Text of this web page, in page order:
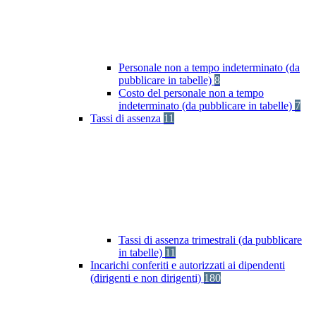
Personale non a tempo indeterminato (da
pubblicare in tabelle) 8
Costo del personale non a tempo
indeterminato (da pubblicare in tabelle) 7
Tassi di assenza 11
Tassi di assenza trimestrali (da pubblicare
in tabelle) 11
Incarichi conferiti e autorizzati ai dipendenti
(dirigenti e non dirigenti) 180